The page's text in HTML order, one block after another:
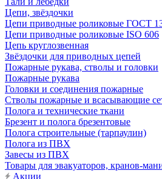
Цепи, звёздочки
Цепи приводные роликовые ГОСТ
Цепи приводные роликовые ISO 606
Цепь круглозвенная
Звёздочки для приводных цепей
Пожарные рукава, стволы и головки
Пожарные рукава
Головки и соединения пожарные
Стволы пожарные и всасывающие
Полога и технические ткани
Брезент и полога брезентовые
Полога строительные (тарпаулин)
Полога из ПВХ
Завесы из ПВХ
Товары для эвакуаторов, кранов-
Акции